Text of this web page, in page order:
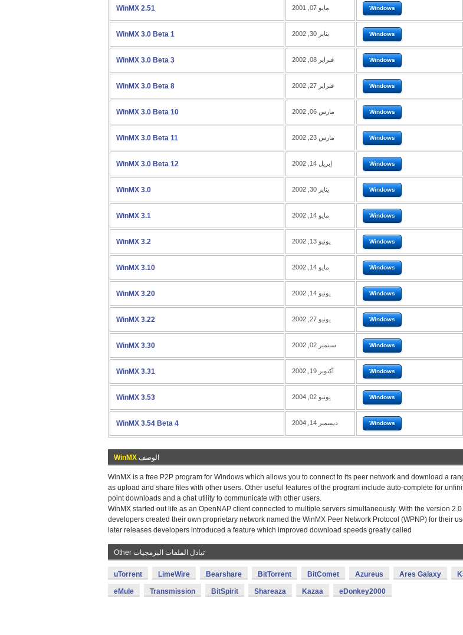
WinMX 2.51 مايو 07, 2001 Windows
WinMX 3.0 Beta 1 يناير 30, 2002 Windows
WinMX 3.0 Beta 3 فبراير 08, 2002 Windows
WinMX 3.0 Beta 8 فبراير 27, 2002 Windows
WinMX 3.0 Beta 10 مارس 06, 2002 Windows
WinMX 3.0 Beta 11 مارس 23, 2002 Windows
WinMX 3.0 Beta 12 إبريل 14, 2002 Windows
WinMX 3.0 يناير 30, 2002 Windows
WinMX 3.1 مايو 14, 2002 Windows
WinMX 3.2 يونيو 13, 2002 Windows
WinMX 3.10 مايو 14, 2002 Windows
WinMX 3.20 يونيو 14, 2002 Windows
WinMX 3.22 يونيو 27, 2002 Windows
WinMX 3.30 سبتمبر 02, 2002 Windows
WinMX 3.31 أكتوبر 19, 2002 Windows
WinMX 3.53 يونيو 02, 2004 Windows
WinMX 3.54 Beta 4 ديسمبر 14, 2004 Windows
WinMX الوصف
WinMX is a free P2P program for Windows which allows you to connect to its peer network and download a
as upload and share files with other users. Other useful features of the program include auto-complete for
point downloads and a chat utility to communicate with other users.
WinMX started out life as an OpenNAP client connected to multiple servers simultaneously. With the version
developers created their own proprietary network named the WinMX Peer Network Protocol (WPNP) for their
later releases developers introduced a feature which improved download speeds greatly called
Other تبادل الملفات البرمجيات
uTorrent LimeWire Bearshare BitTorrent BitComet Azureus Ares Galaxy
eMule Transmission BitSpirit Shareaza Kazaa eDonkey2000